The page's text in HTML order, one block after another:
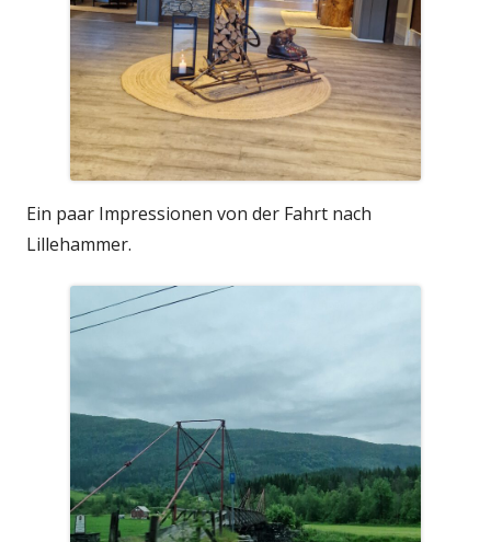
Ein paar Impressionen von der Fahrt nach
Lillehammer.